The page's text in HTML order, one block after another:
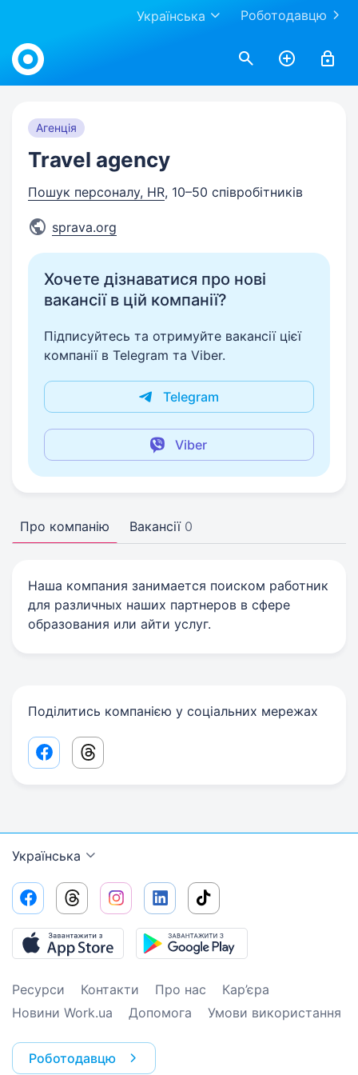
Роботодавцю
Українська
Work.ua
Агенція
Travel agency
Пошук персоналу, HR, 10–50 співробітників
sprava.org
Хочете дізнаватися про нові
вакансії в цій компанії?
Підписуйтесь та отримуйте вакансії цієї
компанії в Telegram та Viber.
Telegram
Viber
Про компанію Вакансії 0
Наша компания занимается поиском работник
для различных наших партнеров в сфере
образования или айти услуг.
Поділитись компанією у соціальних мережах
Facebook share link
Threads share link
Українська
Ресурси Контакти Про нас
Кар’єра
Новини Work.ua
Допомога Умови використання
Роботодавцю